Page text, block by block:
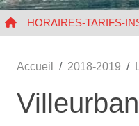
HORAIRES-TARIFS-
Accueil 2018-2019